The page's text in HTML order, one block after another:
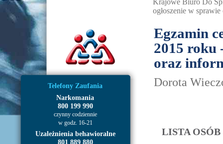
Telefony Zaufania
Narkomania
800 199 990
czynny codziennie
w godz. 16-21
Uzależnienia behawioralne
801 889 880
Krajowe Biuro Do
ogłoszenie w
Egzamin
2015 roku
oraz
Dorota
LISTA